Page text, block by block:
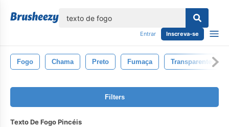
Entrar Inscreva-se
Fogo Chama Preto Fumaça Transparente
Filters
Texto De Fogo Pincéis